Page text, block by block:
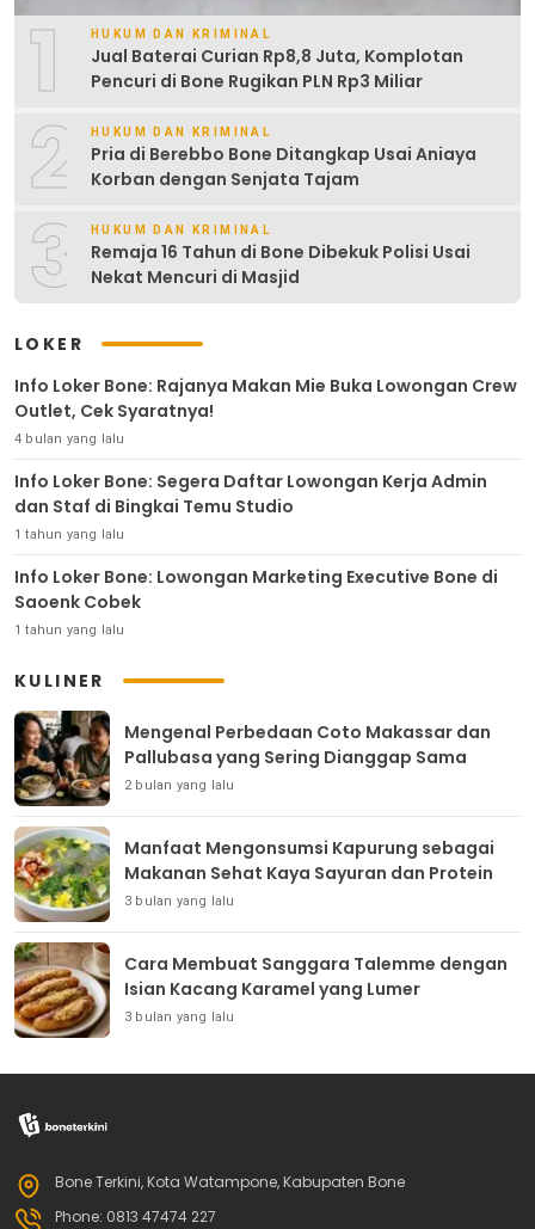
1 HUKUM DAN KRIMINAL
Jual Baterai Curian Rp8,8 Juta, Komplotan
Pencuri di Bone Rugikan PLN Rp3 Miliar
2 HUKUM DAN KRIMINAL
Pria di Berebbo Bone Ditangkap Usai Aniaya
Korban dengan Senjata Tajam
3 HUKUM DAN KRIMINAL
Remaja 16 Tahun di Bone Dibekuk Polisi Usai
Nekat Mencuri di Masjid
LOKER
Info Loker Bone: Rajanya Makan Mie Buka Lowongan Crew
Outlet, Cek Syaratnya!
4 bulan yang lalu
Info Loker Bone: Segera Daftar Lowongan Kerja Admin
dan Staf di Bingkai Temu Studio
1 tahun yang lalu
Info Loker Bone: Lowongan Marketing Executive Bone di
Saoenk Cobek
1 tahun yang lalu
KULINER
Mengenal Perbedaan Coto Makassar dan
Pallubasa yang Sering Dianggap Sama
2 bulan yang lalu
Manfaat Mengonsumsi Kapurung sebagai
Makanan Sehat Kaya Sayuran dan Protein
3 bulan yang lalu
Cara Membuat Sanggara Talemme dengan
Isian Kacang Karamel yang Lumer
3 bulan yang lalu
Bone Terkini, Kota Watampone, Kabupaten Bone
Phone: 0813 47474 227